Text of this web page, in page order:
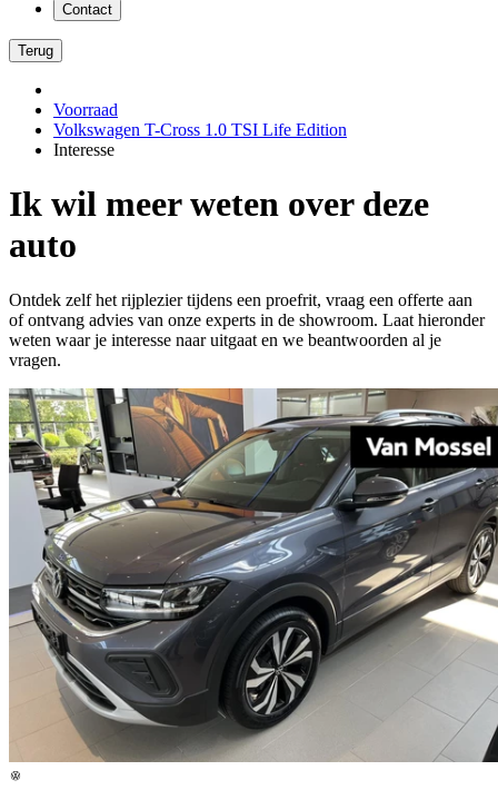
Contact
Terug
Voorraad
Volkswagen T-Cross 1.0 TSI Life Edition
Interesse
Ik wil meer weten over deze
auto
Ontdek zelf het rijplezier tijdens een proefrit, vraag een offerte aan
of ontvang advies van onze experts in de showroom. Laat hieronder
weten waar je interesse naar uitgaat en we beantwoorden al je
vragen.